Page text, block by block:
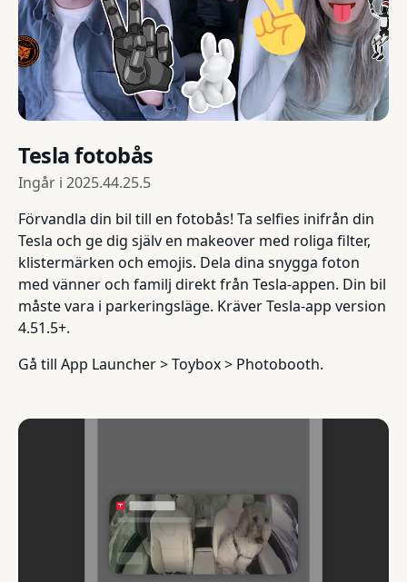
Tesla fotobås
Ingår i 2025.44.25.5
Förvandla din bil till en fotobås! Ta selfies inifrån din
Tesla och ge dig själv en makeover med roliga filter,
klistermärken och emojis. Dela dina snygga foton
med vänner och familj direkt från Tesla-appen. Din bil
måste vara i parkeringsläge. Kräver Tesla-app version
4.51.5+.
Gå till App Launcher > Toybox > Photobooth.